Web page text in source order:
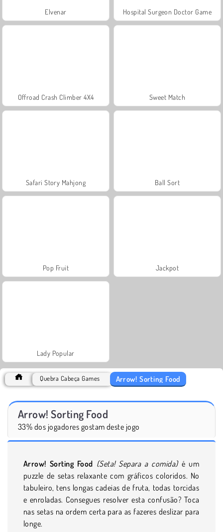
Elvenar Hospital Surgeon Doctor Game
Offroad Crash Climber 4X4 Sweet Match
Safari Story Mahjong Ball Sort
Pop Fruit Jackpot
Lady Popular
Quebra Cabeça Games Arrow! Sorting Food
Arrow! Sorting Food
33% dos jogadores gostam deste jogo
Arrow! Sorting Food (Seta! Separa a comida)é um
puzzle de setas relaxante com gráficos coloridos. No
tabuleiro, tens longas cadeias de fruta, todas torcidas
e enroladas. Consegues resolver esta confusão? Toca
nas setas na ordem certa para as fazeres deslizar para
longe.